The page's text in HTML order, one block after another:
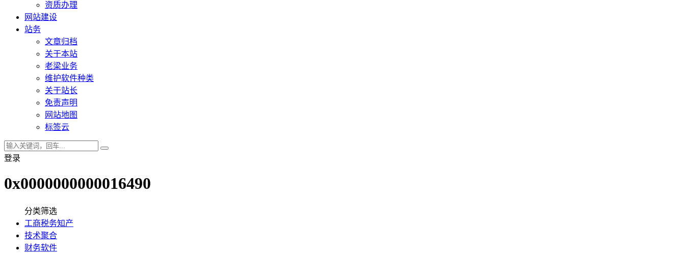
资质办理
网站建设
站务
文章归档
关于本站
老梁业务
维护软件种类
关于站长
免责声明
网站地图
标签云
登录
0x0000000000016490
分类筛选
工商税务知产
技术聚合
财务软件